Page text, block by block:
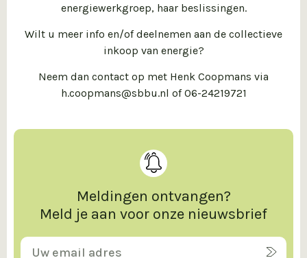
energiewerkgroep, haar beslissingen.
Wilt u meer info en/of deelnemen aan de collectieve
inkoop van energie?
Neem dan contact op met Henk Coopmans via
h.coopmans@sbbu.nl of 06-24219721
Meldingen ontvangen?
Meld je aan voor onze nieuwsbrief